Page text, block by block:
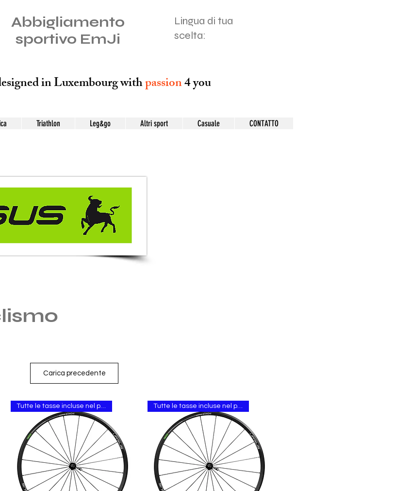
Abbigliamento
sportivo EmJi
Lingua di tua
scelta:
in Luxembourg withpassion4 you
Triathlon Leg&go Altri sport Casuale CONTATTO
Carica precedente
Tutte le tasse incluse nel prezzo. Tutte le tasse incluse nel prezzo.